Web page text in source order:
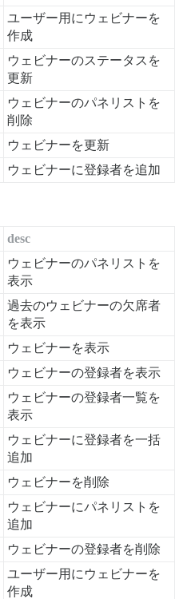
ユーザー用にウェビナーを
作成
ウェビナーのステータスを
更新
ウェビナーのパネリストを
削除
ウェビナーを更新
ウェビナーに登録者を追加
desc
ウェビナーのパネリストを
表示
過去のウェビナーの欠席者
を表示
ウェビナーを表示
ウェビナーの登録者を表示
ウェビナーの登録者一覧を
表示
ウェビナーに登録者を一括
追加
ウェビナーを削除
ウェビナーにパネリストを
追加
ウェビナーの登録者を削除
ユーザー用にウェビナーを
作成